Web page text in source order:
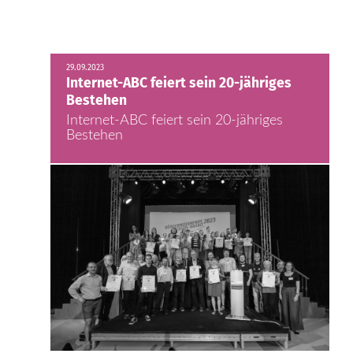
29.09.2023
Internet-ABC feiert sein 20-jähriges
Bestehen
Internet-ABC feiert sein 20-jähriges
Bestehen